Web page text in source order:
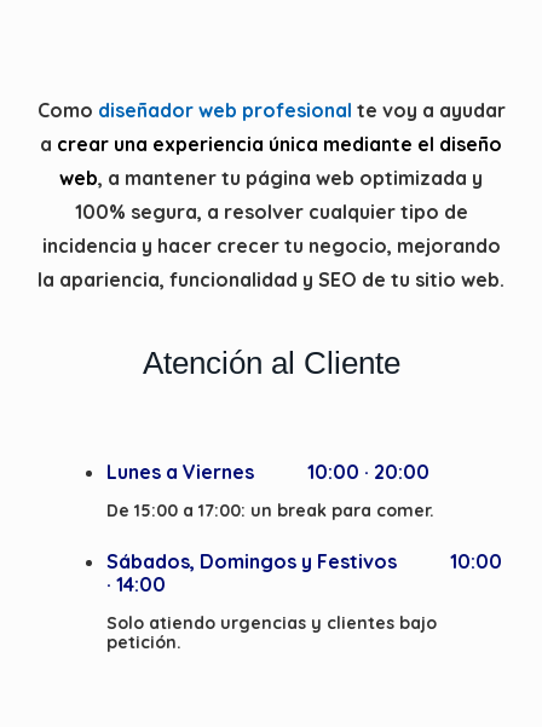
Como diseñador web profesional te voy a ayudar
a crear una experiencia única mediante el diseño
web, a mantener tu página web optimizada y
100% segura, a resolver cualquier tipo de
incidencia y hacer crecer tu negocio, mejorando
la apariencia, funcionalidad y SEO de tu sitio web.
Atención al Cliente
Lunes a Viernes 10:00 · 20:00
De 15:00 a 17:00: un break para comer.
Sábados, Domingos y Festivos
10:00
· 14:00
Solo atiendo urgencias y clientes bajo
petición.